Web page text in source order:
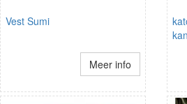
Vest Sumi
Meer info